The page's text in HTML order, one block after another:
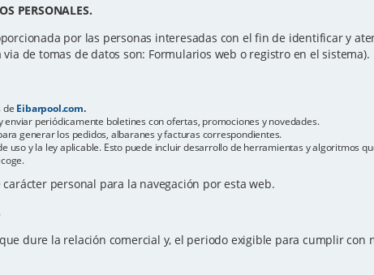
PERSONALES.
por las personas interesadas con el fin de identificar y
via de tomas de datos son: Formularios web o registro en el sistema).
de Eibarpool.com.
periódicamente boletines con ofertas, promociones y novedades.
generar los pedidos, albaranes y facturas correspondientes.
uso y la ley aplicable. Esto puede incluir desarrollo de herramientas y algoritmos
personal para la navegación por esta web.
dure la relación comercial y, el periodo exigible para cumplir con